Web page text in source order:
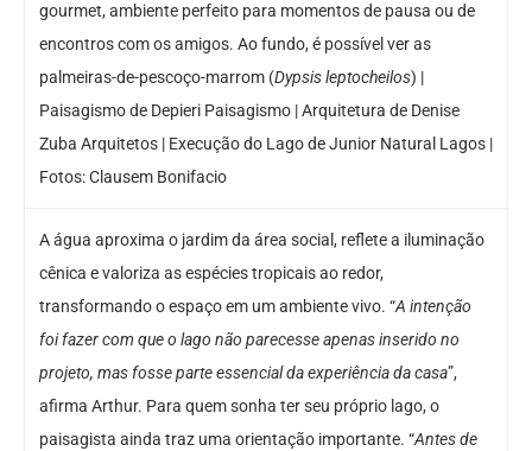
gourmet, ambiente perfeito para momentos de pausa ou de
encontros com os amigos. Ao fundo, é possível ver as
palmeiras-de-pescoço-marrom (Dypsis leptocheilos) |
Paisagismo de Depieri Paisagismo | Arquitetura de Denise
Zuba Arquitetos | Execução do Lago de Junior Natural Lagos |
Fotos: Clausem Bonifacio
A água aproxima o jardim da área social, reflete a iluminação
cênica e valoriza as espécies tropicais ao redor,
transformando o espaço em um ambiente vivo. “A intenção
foi fazer com que o lago não parecesse apenas inserido no
projeto, mas fosse parte essencial da experiência da casa”,
afirma Arthur. Para quem sonha ter seu próprio lago, o
paisagista ainda traz uma orientação importante. “Antes de